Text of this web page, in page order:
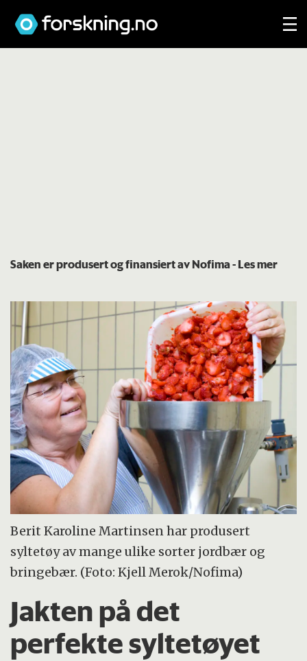
Saken er produsert og finansiert av Nofima- Les mer
Berit Karoline Martinsen har produsert
syltetøy av mange ulike sorter jordbær og
bringebær. (Foto: Kjell Merok/Nofima)
Jakten på det
perfekte syltetøyet